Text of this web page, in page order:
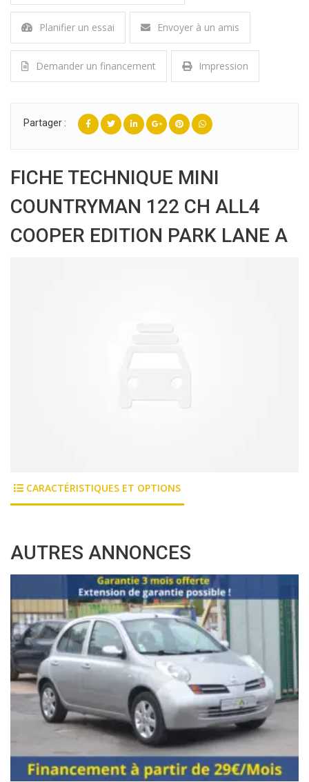
Planifier un essai Envoyer à un amis
Demander un financement Impression
Partager :
FICHE TECHNIQUE MINI
COUNTRYMAN 122 CH ALL4
COOPER EDITION PARK LANE A
CARACTÉRISTIQUES ET OPTIONS
AUTRES ANNONCES